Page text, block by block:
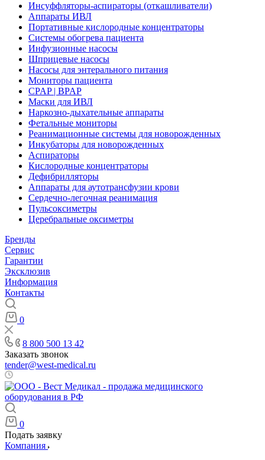
Инсуффляторы-аспираторы (откашливатели)
Аппараты ИВЛ
Портативные кислородные концентраторы
Системы обогрева пациента
Инфузионные насосы
Шприцевые насосы
Насосы для энтерального питания
Мониторы пациента
CPAP | BPAP
Маски для ИВЛ
Наркозно-дыхательные аппараты
Фетальные мониторы
Реанимационные системы для новорожденных
Инкубаторы для новорожденных
Аспираторы
Кислородные концентраторы
Дефибрилляторы
Аппараты для аутотрансфузии крови
Сердечно-легочная реанимация
Пульсоксиметры
Церебральные оксиметры
Бренды
Сервис
Гарантии
Эксклюзив
Информация
Контакты
0
8 800 500 13 42
Заказать звонок
tender@west-medical.ru
0
Подать заявку
Компания